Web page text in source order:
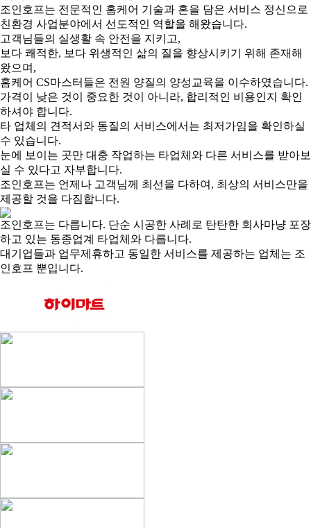
조인호프는 전문적인 홈케어 기술과 혼을 담은 서비스 정신으로
친환경 사업분야에서 선도적인 역할을 해왔습니다.
고객님들의 실생활 속 안전을 지키고,
보다 쾌적한, 보다 위생적인 삶의 질을 향상시키기 위해 존재해
왔으며,
홈케어 CS마스터들은 전원 양질의 양성교육을 이수하였습니다.
가격이 낮은 것이 중요한 것이 아니라, 합리적인 비용인지 확인
하셔야 합니다.
타 업체의 견적서와 동질의 서비스에서는 최저가임을 확인하실
수 있습니다.
눈에 보이는 곳만 대충 작업하는 타업체와 다른 서비스를 받아보
실 수 있다고 자부합니다.
조인호프는 언제나 고객님께 최선을 다하여, 최상의 서비스만을
제공할 것을 다짐합니다.
조인호프는 다릅니다. 단순 시공한 사례로 탄탄한 회사마냥 포장
하고 있는 동종업계 타업체와 다릅니다.
대기업들과 업무제휴하고 동일한 서비스를 제공하는 업체는 조
인호프 뿐입니다.